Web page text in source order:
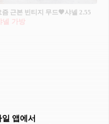
즘 근본 빈티지 무드🧡샤넬 2.55
넬 가방
앱에서